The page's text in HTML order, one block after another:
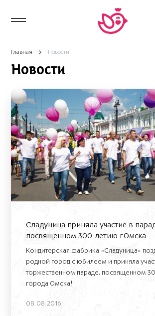
Главная Новости
Новости
Сладуница приняла участие в
посвященном 300-летию г.Омска
Кондитерская фабрика «Сладуница»
родной город с юбилеем и приняла
торжественном параде, посвященном
города Омска!
08.08.2016